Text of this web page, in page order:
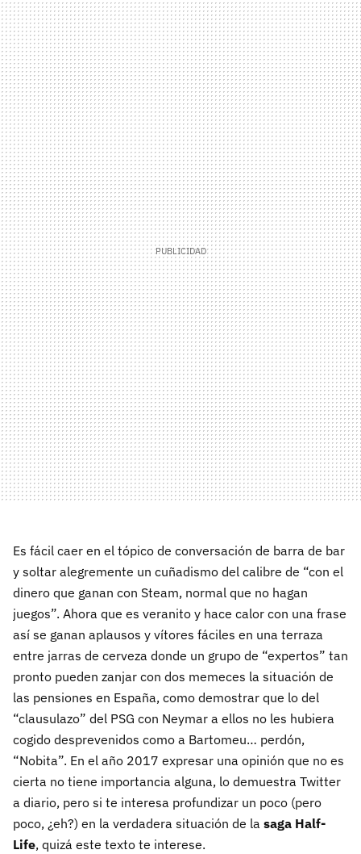
Es fácil caer en el tópico de conversación de barra de bar
y soltar alegremente un cuñadismo del calibre de “con el
dinero que ganan con Steam, normal que no hagan
juegos”. Ahora que es veranito y hace calor con una frase
así se ganan aplausos y vítores fáciles en una terraza
entre jarras de cerveza donde un grupo de “expertos” tan
pronto pueden zanjar con dos memeces la situación de
las pensiones en España, como demostrar que lo del
“clausulazo” del PSG con Neymar a ellos no les hubiera
cogido desprevenidos como a Bartomeu… perdón,
“Nobita”. En el año 2017 expresar una opinión que no es
cierta no tiene importancia alguna, lo demuestra Twitter
a diario, pero si te interesa profundizar un poco (pero
poco, ¿eh?) en la verdadera situación de la saga Half-
Life, quizá este texto te interese.